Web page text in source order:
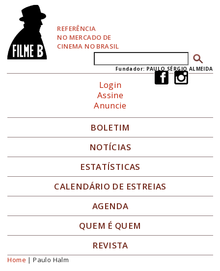
REFERÊNCIA
NO MERCADO DE
CINEMA NO BRASIL
Formulário de busca
Fundador: PAULO SÉRGIO ALMEIDA
Login
Assine
Anuncie
BOLETIM
NOTÍCIAS
ESTATÍSTICAS
CALENDÁRIO DE ESTREIAS
AGENDA
QUEM É QUEM
REVISTA
Você está aqui
Home | Paulo Halm